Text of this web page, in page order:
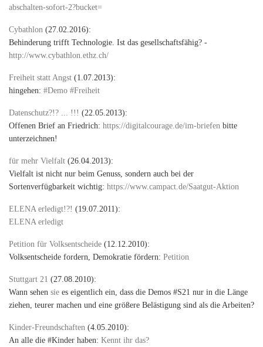
abschalten-sofort-2?bucket=
Cybathlon (27.02.2016):
Behinderung trifft Technologie. Ist das gesellschaftsfähig? -
http://www.cybathlon.ethz.ch/
Freiheit statt Angst (1.07.2013):
hingehen: #Demo #Freiheit
Datenschutz?!? ... !!! (22.05.2013):
Offenen Brief an Friedrich: https://digitalcourage.de/im-briefen bitte
unterzeichnen!
für mehr Vielfalt (26.04.2013):
Vielfalt ist nicht nur beim Genuss, sondern auch bei der
Sortenverfügbarkeit wichtig: https://www.campact.de/Saatgut-Aktion
ELENA erledigt!?! (19.07.2011):
ELENA erledigt
Petition für Volksentscheide (12.12.2010):
Volksentscheide fordern, Demokratie fördern: Petition
Stuttgart 21 (27.08.2010):
Wann sehen sie es eigentlich ein, dass die Demos #S21 nur in die Länge
ziehen, teurer machen und eine größere Belästigung sind als die Arbeiten?
Kinder-Freundschaften (4.05.2010):
An alle die #Kinder haben: Kennt ihr das?